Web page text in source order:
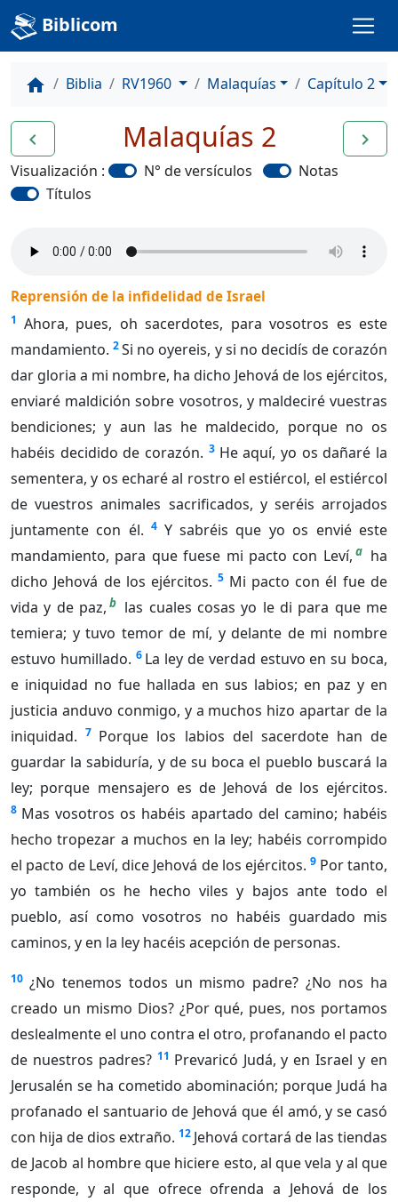
Biblicom
home Biblia RV1960 Malaquías Capítulo 2
navigate_before navigate_next
Malaquías 2
Visualización : N° de versículos
Notas
Títulos
Reprensión de la infidelidad de Israel
1 Ahora, pues, oh sacerdotes, para vosotros es este
mandamiento. 2Si no oyereis, y si no decidís de corazón
dar gloria a mi nombre, ha dicho Jehová de los ejércitos,
enviaré maldición sobre vosotros, y maldeciré vuestras
bendiciones; y aun las he maldecido, porque no os
habéis decidido de corazón. 3 He aquí, yo os dañaré la
sementera, y os echaré al rostro el estiércol, el estiércol
de vuestros animales sacrificados, y seréis arrojados
juntamente con él. 4 Y sabréis que yo os envié este
mandamiento, para que fuese mi pacto con Leví, a ha
dicho Jehová de los ejércitos. 5 Mi pacto con él fue de
vida y de paz, b las cuales cosas yo le di para que me
temiera; y tuvo temor de mí, y delante de mi nombre
estuvo humillado. 6 La ley de verdad estuvo en su boca,
e iniquidad no fue hallada en sus labios; en paz y en
justicia anduvo conmigo, y a muchos hizo apartar de la
iniquidad. 7 Porque los labios del sacerdote han de
guardar la sabiduría, y de su boca el pueblo buscará la
ley; porque mensajero es de Jehová de los ejércitos.
8 Mas vosotros os habéis apartado del camino; habéis
hecho tropezar a muchos en la ley; habéis corrompido
el pacto de Leví, dice Jehová de los ejércitos. 9 Por tanto,
yo también os he hecho viles y bajos ante todo el
pueblo, así como vosotros no habéis guardado mis
caminos, y en la ley hacéis acepción de personas.
10 ¿No tenemos todos un mismo padre? ¿No nos ha
creado un mismo Dios? ¿Por qué, pues, nos portamos
deslealmente el uno contra el otro, profanando el pacto
de nuestros padres? 11 Prevaricó Judá, y en Israel y en
Jerusalén se ha cometido abominación; porque Judá ha
profanado el santuario de Jehová que él amó, y se casó
con hija de dios extraño. 12 Jehová cortará de las tiendas
de Jacob al hombre que hiciere esto, al que vela y al que
responde, y al que ofrece ofrenda a Jehová de los